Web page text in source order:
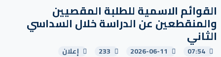
القوائم الاسمية للطلبة المقصيين
والمنقطعين عن الدراسة خلال السداسي
الثاني
07:54
2026-06-11
233
إعلان